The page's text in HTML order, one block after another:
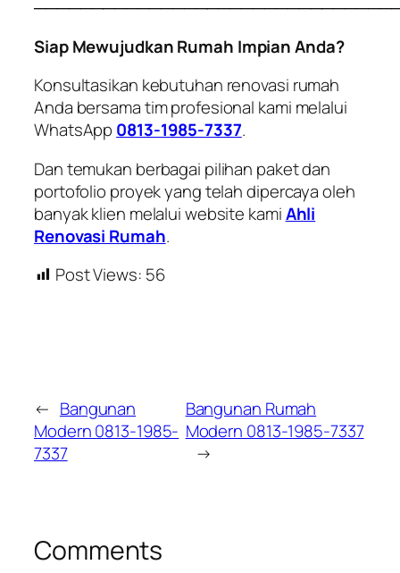
Siap Mewujudkan Rumah Impian Anda?
Konsultasikan kebutuhan renovasi rumah
Anda bersama tim profesional kami melalui
WhatsApp 0813-1985-7337.
Dan temukan berbagai pilihan paket dan
portofolio proyek yang telah dipercaya oleh
banyak klien melalui website kamiAhli
Renovasi Rumah.
Post Views: 56
← Bangunan
Modern 0813-1985-
7337
Bangunan Rumah
Modern 0813-1985-7337
→
Comments